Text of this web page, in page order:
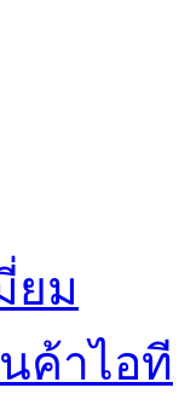
ยม
ค้าไอที